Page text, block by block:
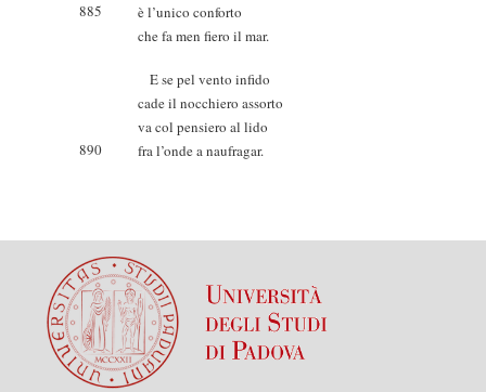
885
è l’unico conforto
che fa men fiero il mar.
E se pel vento infido
cade il nocchiero assorto
va col pensiero al lido
890
fra l’onde a naufragar.